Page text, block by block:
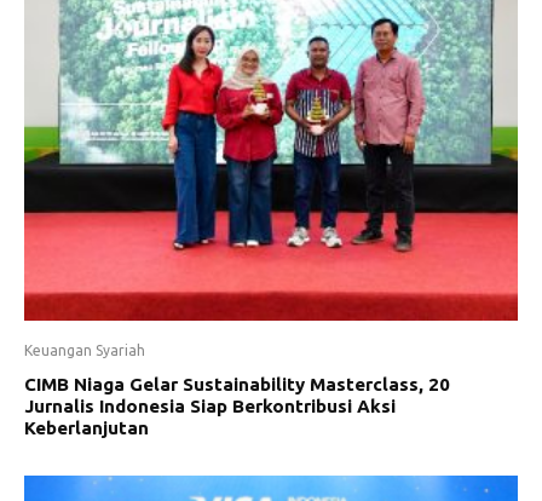
Keuangan Syariah
CIMB Niaga Gelar Sustainability Masterclass, 20
Jurnalis Indonesia Siap Berkontribusi Aksi
Keberlanjutan